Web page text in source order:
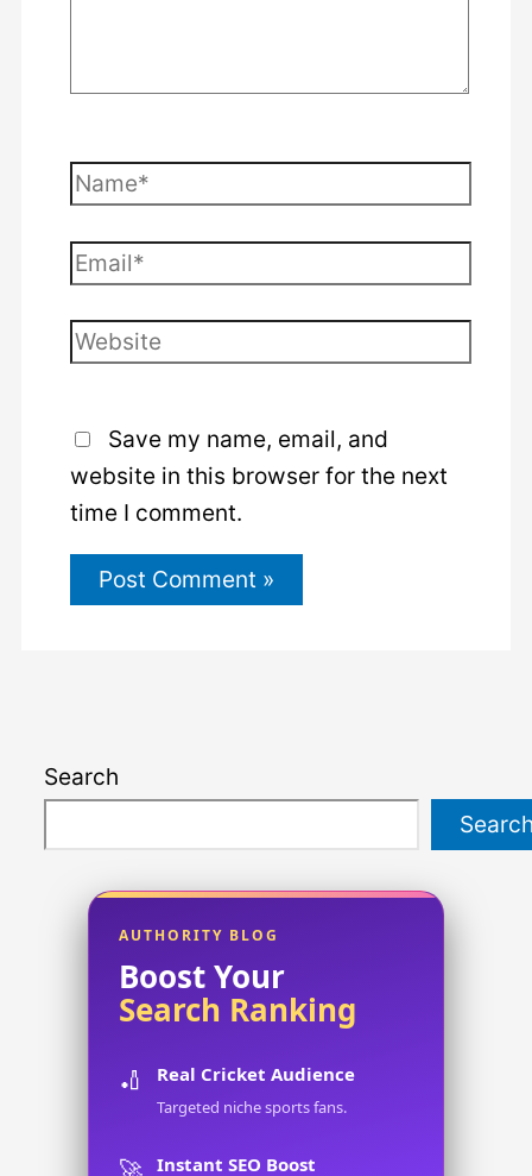
Name*
Email*
Website
Save my name, email, and
website in this browser for the next
time I comment.
Search
AUTHORITY BLOG
Boost Your
Search Ranking
🏏 Real Cricket Audience
Targeted niche sports fans.
🚀 Instant SEO Boost